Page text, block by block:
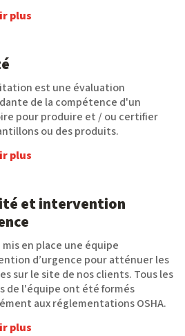
plus
est une évaluation
de la compétence d'un
pour produire et / ou certifier
ou des produits.
plus
et intervention
mis en place une équipe
d’urgence pour atténuer les
sur le site de nos clients. Tous les
de l'équipe ont été formés
aux réglementations OSHA.
plus